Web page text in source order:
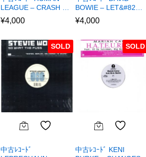
LEAGUE – CRASH …
¥4,000
BOWIE – LET&#82…
¥4,000
SOLD
中古ﾚｺｰﾄﾞ
SOLD
中古ﾚｺｰﾄﾞ KENI